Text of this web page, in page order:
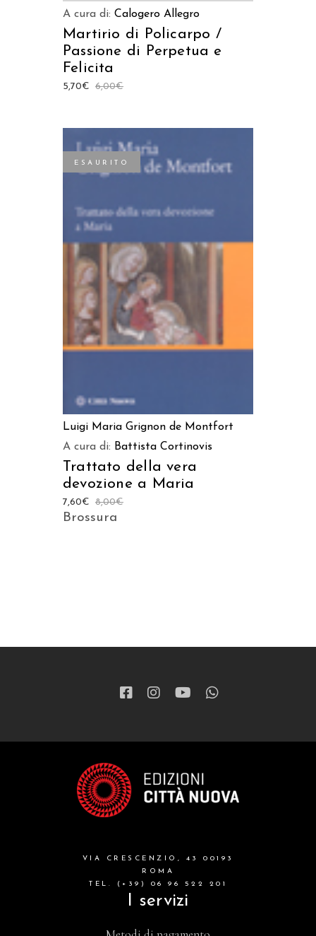
A cura di: Calogero Allegro
Martirio di Policarpo /
Passione di Perpetua e
Felicita
6,00€
5,70€
ESAURITO
LEGGI TUTTO
Luigi Maria Grignon de Montfort
A cura di: Battista Cortinovis
Trattato della vera
devozione a Maria
8,00€
7,60€
Brossura
VIA CRESCENZIO, 43 00193
ROMA
TEL. (+39) 06 96 522 201
I servizi